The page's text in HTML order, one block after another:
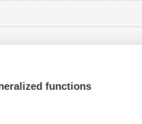
functions